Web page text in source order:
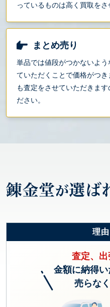
っているものは高く買取をさ
まとめ売り
単品では値段がつかないよ
ていただくことで価格がつ
も査定をさせていただきま
ださい。
理
査定、出
金額に納得
売らな